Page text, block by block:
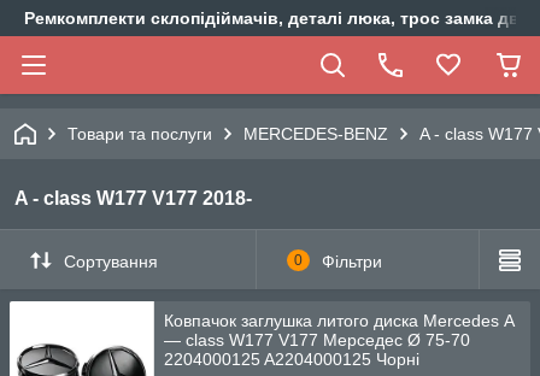
Ремкомплекти склопідіймачів, деталі люка, трос замка
Товари та послуги MERCEDES-BENZ A - class W177
A - class W177 V177 2018-
Сортування 0 Фільтри
Ковпачок заглушка литого диска Mercedes A
— class W177 V177 Мерседес Ø 75-70
2204000125 A2204000125 Чорні